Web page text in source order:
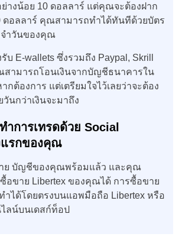
ย่างน้อย 10 ดอลลาร์ แต่คุณจะต้องฝาก
ดอลลาร์ คุณสามารถทำได้ทันทีด้วยบัตร
จำวันของคุณ
บ E-wallets ซึ่งรวมถึง Paypal, Skrill
สามารถโอนเงินจากบัญชีธนาคารใน
กต้องการ แต่เตรียมใจไว้เลยว่าจะต้อง
วันกว่าเงินจะมาถึง
ำการเทรดด้วย Social
แรกของคุณ
ย บัญชีของคุณพร้อมแล้ว และคุณ
อขาย Libertex ของคุณได้ การซื้อขาย
ได้โดยตรงบนแอพมือถือ Libertex หรือ
ลน์บนเดสก์ท็อป